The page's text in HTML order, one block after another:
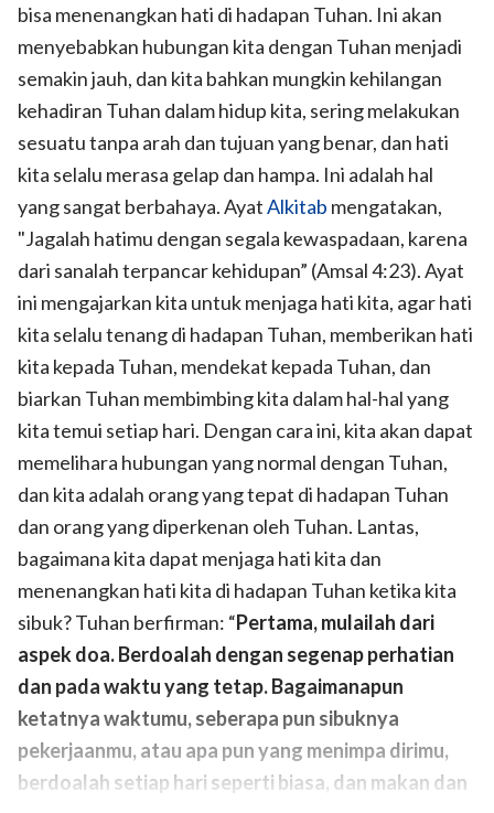
bisa menenangkan hati di hadapan Tuhan. Ini akan
menyebabkan hubungan kita dengan Tuhan menjadi
semakin jauh, dan kita bahkan mungkin kehilangan
kehadiran Tuhan dalam hidup kita, sering melakukan
sesuatu tanpa arah dan tujuan yang benar, dan hati
kita selalu merasa gelap dan hampa. Ini adalah hal
yang sangat berbahaya. AyatAlkitab mengatakan,
"Jagalah hatimu dengan segala kewaspadaan, karena
dari sanalah terpancar kehidupan” (Amsal 4:23). Ayat
ini mengajarkan kita untuk menjaga hati kita, agar hati
kita selalu tenang di hadapan Tuhan, memberikan hati
kita kepada Tuhan, mendekat kepada Tuhan, dan
biarkan Tuhan membimbing kita dalam hal-hal yang
kita temui setiap hari. Dengan cara ini, kita akan dapat
memelihara hubungan yang normal dengan Tuhan,
dan kita adalah orang yang tepat di hadapan Tuhan
dan orang yang diperkenan oleh Tuhan. Lantas,
bagaimana kita dapat menjaga hati kita dan
menenangkan hati kita di hadapan Tuhan ketika kita
sibuk? Tuhan berfirman: “Pertama, mulailah dari
aspek doa. Berdoalah dengan segenap perhatian
dan pada waktu yang tetap. Bagaimanapun
ketatnya waktumu, seberapa pun sibuknya
pekerjaanmu, atau apa pun yang menimpa dirimu,
berdoalah setiap hari seperti biasa, dan makan dan